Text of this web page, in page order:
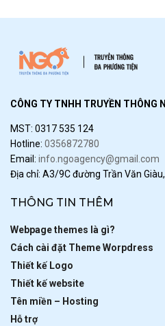
CÔNG TY TNHH TRUYỀN THÔNG
MST: 0317 535 124
Hotline: 0356872780
Email: info.ngoagency@gmail.com
Địa chỉ: A3/9C đường Trần Văn
THÔNG TIN THÊM
Webpage themes là gì?
Cách cài đặt Theme Worpdress
Thiết kế Logo
Thiết kế website
Tên miền – Hosting
Hỗ trợ